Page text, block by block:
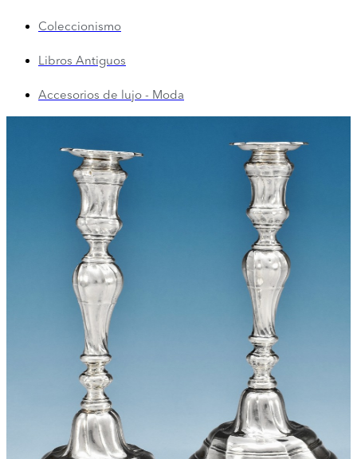
Coleccionismo
Libros Antiguos
Accesorios de lujo - Moda